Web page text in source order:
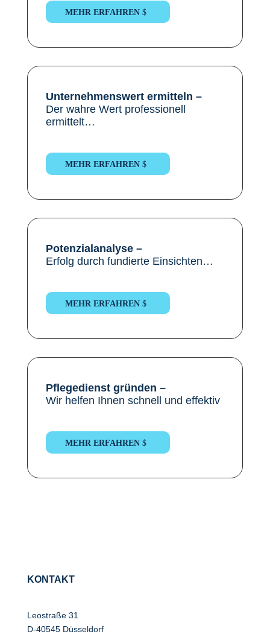
MEHR ERFAHREN
Unternehmenswert ermitteln –
Der wahre Wert professionell
ermittelt…
MEHR ERFAHREN
Potenzialanalyse –
Erfolg durch fundierte Einsichten…
MEHR ERFAHREN
Pflegedienst gründen –
Wir helfen Ihnen schnell und effektiv
MEHR ERFAHREN
KONTAKT
Leostraße 31
D-40545 Düsseldorf